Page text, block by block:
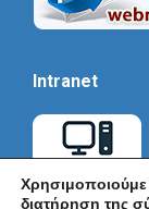
Intranet
Χρησιμοποιούμε
διατήρηση της